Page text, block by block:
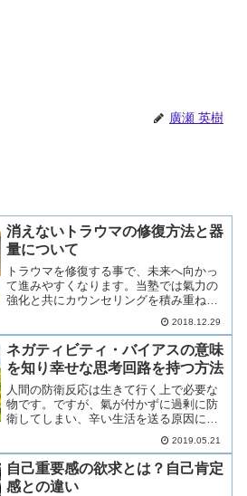
廣瀬 英樹
消えないトラウマの修復方法と器
量について
トラウマを修復する事で、未来へ向かっ
て進みやすくなります。当塾では氣力の
強化と共にカウンセリングを積み重ね、
そのような過去の辛い思いやトラウマを
修復したり、軽くするお手伝いをしてい
ます。人生に関わるチャクラの開発をし
ていると、詰まりからも、...
2018.12.29
ネガティビティ・バイアスの意味
を知り幸せな思考回路を持つ方法
人間の防衛反応は生きて行く上で必要な
物です。ですが、氣が付かずに過剰に防
衛してしまい、辛い生活を送る原因にも
成り得ます。今回の記事では、人間の防
衛反応の１つであるネガティビティ・バ
イアスについて書いていきます。ネガテ
ィビティ・バイアスとは？...
2019.05.21
自己重要感の欲求とは？自己肯定
感との違い